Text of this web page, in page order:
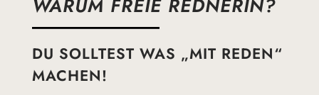
WARUM FREIE REDNERIN?
DU SOLLTEST WAS „MIT REDEN“
MACHEN!